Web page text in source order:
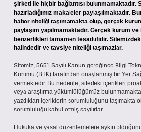
şirketi ile hiçbir bağlantısı bulunmamaktadır.
hazırladığımız makaleler paylaşılmaktadır.
haber niteliği taşımamakta olup, gerçek
paylaşım yapılmamaktadır. Gerçek kurum
benzerlikleri tamamen tesadüfidir.
halindedir ve tavsiye niteliği taşımazlar.
Sitemiz, 5651 Sayılı Kanun gereğince Bilgi
Kurumu (BTK) tarafından onaylanmış bir Yer
vermektedir. Bu nedenle, sitedeki içerikleri
veya araştırma yükümlülüğümüz
yazdıkları içeriklerin sorumluluğunu taşımakta
sorumluluğu kabul etmiş sayılırlar.
Hukuka ve yasal düzenlemelere aykırı